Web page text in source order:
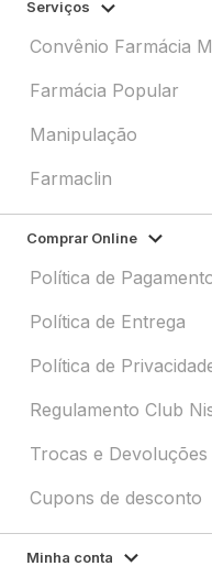
Serviços
Convênio Farmácia
Farmácia Popular
Manipulação
Farmaclin
Comprar Online
Política de
Política de Entrega
Política de
Regulamento Club
Trocas e Devoluções
Cupons de desconto
Minha conta